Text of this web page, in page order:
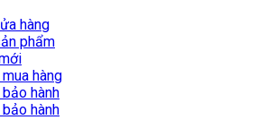
hàng
phẩm
hàng
hành
hành